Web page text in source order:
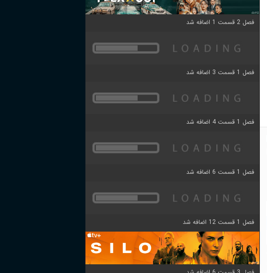
فصل 2 قسمت 1 اضافه شد
فصل 1 قسمت 3 اضافه شد
فصل 1 قسمت 4 اضافه شد
فصل 1 قسمت 6 اضافه شد
فصل 1 قسمت 12 اضافه شد